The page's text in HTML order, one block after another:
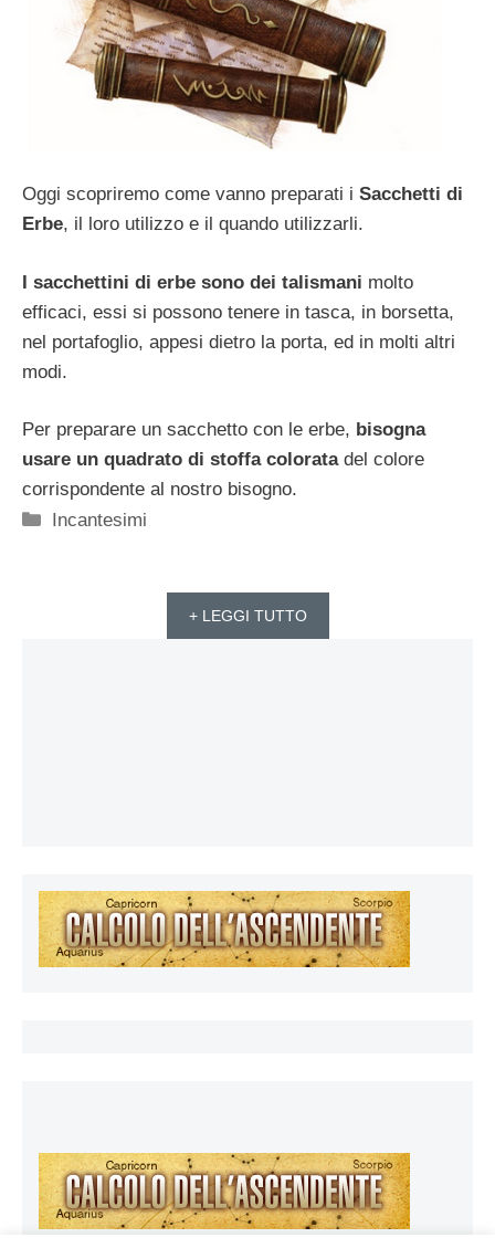
Oggi scopriremo come vanno preparati i Sacchetti di
Erbe, il loro utilizzo e il quando utilizzarli.
I sacchettini di erbe sono dei talismani molto
efficaci, essi si possono tenere in tasca, in borsetta,
nel portafoglio, appesi dietro la porta, ed in molti altri
modi.
Per preparare un sacchetto con le erbe, bisogna
usare un quadrato di stoffa coloratadel colore
corrispondente al nostro bisogno.
Categorie
Incantesimi
+ LEGGI TUTTO